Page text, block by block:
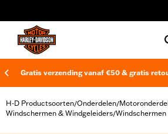
Gratis verzending vanaf €50 & gratis
H-D Productsoorten/Onderdelen/
Windschermen & Windgeleiders/Windschermen